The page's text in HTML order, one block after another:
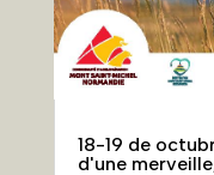
18-19 de
d'une